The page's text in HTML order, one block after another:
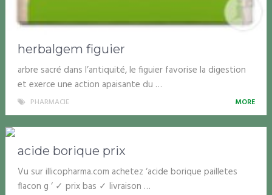
herbalgem figuier
arbre sacré dans l’antiquité, le figuier favorise la digestion
et exerce une action apaisante du …
PHARMACIE MORE
acide borique prix
Vu sur illicopharma.com achetez ‘acide borique pailletes
flacon g ‘ ✓ prix bas ✓ livraison …